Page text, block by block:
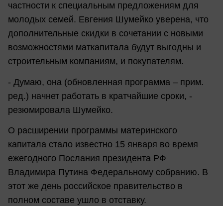
частности к специальным предложениям для
молодых семей. Евгения Шумейко уверена, что
дополнительные скидки в сочетании с новыми
возможностями маткапитала будут выгодны и
строительным компаниям, и покупателям.
- Думаю, она (обновленная программа – прим.
ред.) начнет работать в кратчайшие сроки, -
резюмировала Шумейко.
О расширении программы материнского
капитала стало известно 15 января во время
ежегодного Послания президента РФ
Владимира Путина Федеральному собранию. В
этот же день российское правительство в
полном составе ушло в отставку.